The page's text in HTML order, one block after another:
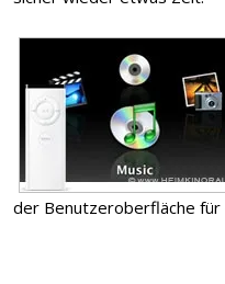
der Benutzeroberfläche